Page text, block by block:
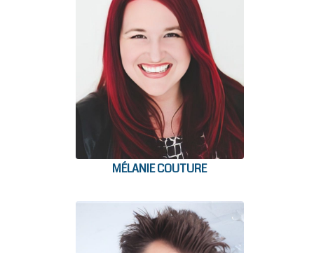
MÉLANIE COUTURE